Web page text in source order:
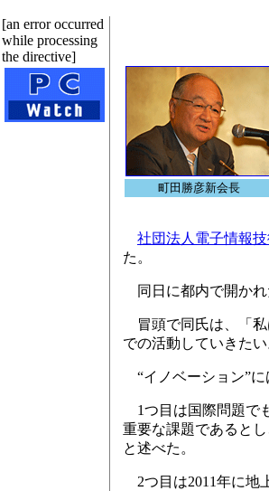
[an error occurred
while processing
the directive]
町田勝彦新会長
社団法人電子情報
た。
同日に都内で開かれ
冒頭で同氏は、「私
での活動していきた
“イノベーション”に
1つ目は国際問題で
重要な課題であると
と述べた。
2つ目は2011年に地